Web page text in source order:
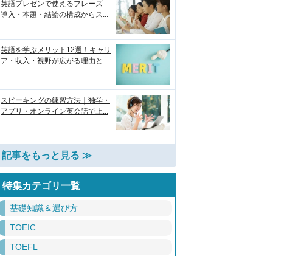
英語プレゼンで使えるフレーズ
導入・本題・結論の構成からス...
英語を学ぶメリット12選！キャリ
ア・収入・視野が広がる理由と...
スピーキングの練習方法｜独学・
アプリ・オンライン英会話で上...
記事をもっと見る ≫
特集カテゴリ一覧
基礎知識＆選び方
TOEIC
TOEFL